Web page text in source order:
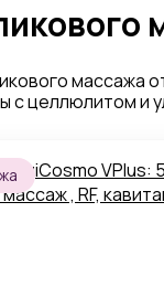
FAQ
массажа
целлюлитом и